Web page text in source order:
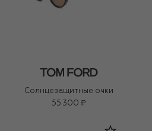
Солнцезащитные очки
55 300 ₽